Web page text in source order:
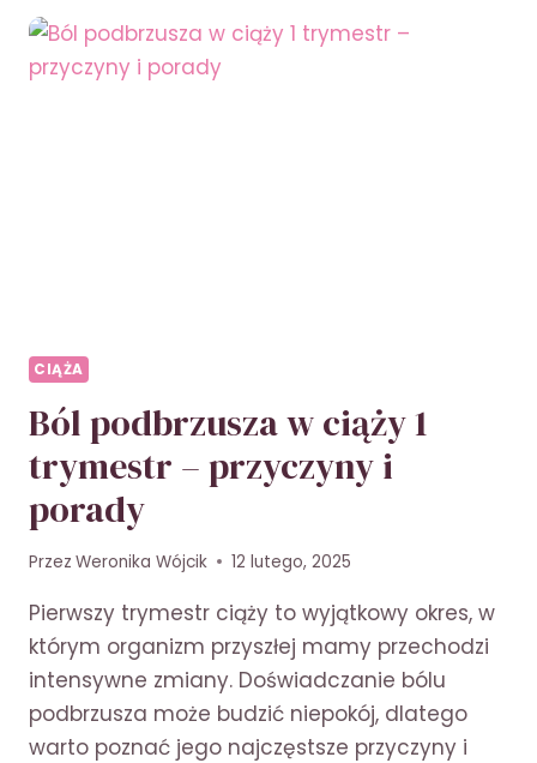
PO
PORODZIE?
CIĄŻA
Ból podbrzusza w ciąży 1
trymestr – przyczyny i
porady
Przez Weronika Wójcik 12 lutego, 2025
Pierwszy trymestr ciąży to wyjątkowy okres, w
którym organizm przyszłej mamy przechodzi
intensywne zmiany. Doświadczanie bólu
podbrzusza może budzić niepokój, dlatego
warto poznać jego najczęstsze przyczyny i